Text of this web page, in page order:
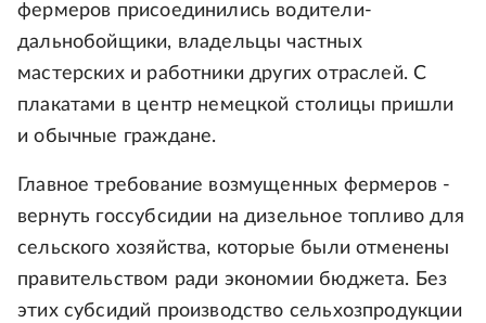
фермеров присоединились водители-
дальнобойщики, владельцы частных
мастерских и работники других отраслей. С
плакатами в центр немецкой столицы пришли
и обычные граждане.
Главное требование возмущенных фермеров -
вернуть госсубсидии на дизельное топливо для
сельского хозяйства, которые были отменены
правительством ради экономии бюджета. Без
этих субсидий производство сельхозпродукции